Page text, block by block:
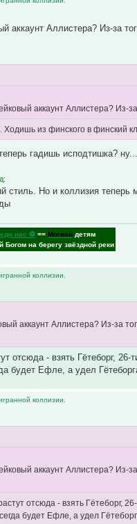
аккаунт Аллистера? Из-за
аккаунт Аллистера? Из-
Ходишь из финского в финский
гадишь исподтишка?
стиль. Но и коллизия
нас ⚽ ==Могвай детям
Богом на берегу звёздной реки
коллизии.
аккаунт Аллистера? Из-за
отсюда - взять Гётеборг,
будет Ефле, а удел
коллизии.
аккаунт Аллистера? Из-
отсюда - взять Гётеборг,
будет Ефле, а удел